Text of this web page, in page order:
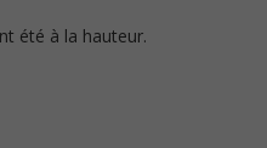
été à la hauteur.